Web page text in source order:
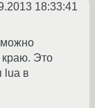
18:33:41
можно
краю. Это
lua в